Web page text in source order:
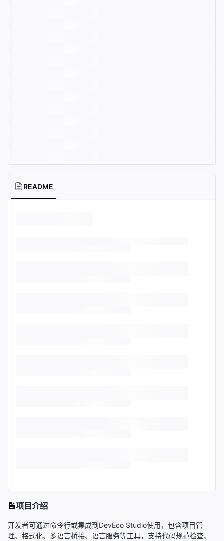
README
项目介绍
开发者可通过命令行或集成到DevEco Studio使用，包含项目管
理、格式化、多语言桥接、语言服务等工具，支持代码规范检查、